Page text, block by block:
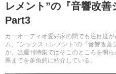
カーオーディオニュース
カスタマイズニュース
カーグッズ特集記事
自動車
スクープ
レメント”の『音響改善
Part3
カーオーディオ愛好家の間でも注目度
ム、“シックスエレメント”の『音響改
か。当週刊特集ではそこのところを明
果までを多角的に紹介している。